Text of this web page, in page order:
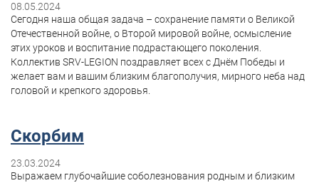
08.05.2024
Сегодня наша общая задача – сохранение памяти о Великой
Отечественной войне, о Второй мировой войне, осмысление
этих уроков и воспитание подрастающего поколения.
Коллектив SRV-LEGION поздравляет всех с Днём Победы и
желает вам и вашим близким благополучия, мирного неба над
головой и крепкого здоровья.
Скорбим
23.03.2024
Выражаем глубочайшие соболезнования родным и близким